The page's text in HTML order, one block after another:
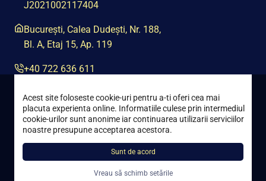
J2021002117404
București, Calea Dudești, Nr. 188,
Bl. A, Etaj 15, Ap. 119
+40 722 636 611
contact@special-plus.ro
Toate drepturile rezervate © 2021 – 2026 Special Plus
Acest site foloseste cookie-uri pentru a-ti oferi cea mai
placuta experienta online. Informatiile culese prin intermediul
cookie-urilor sunt anonime iar continuarea utilizarii serviciilor
noastre presupune acceptarea acestora.
Sunt de acord
Vreau să schimb setările